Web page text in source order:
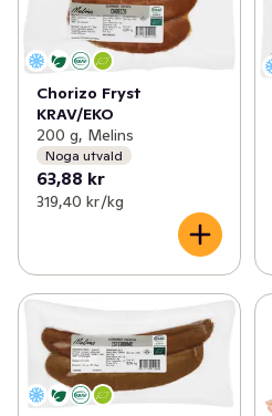
Chorizo Fryst
KRAV/EKO
200 g, Melins
Noga utvald
63,88 kr
319,40 kr /kg